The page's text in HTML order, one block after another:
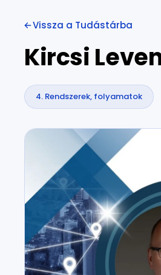
Vissza a Tudástárba
Kircsi
4. Rendszerek, folyamatok